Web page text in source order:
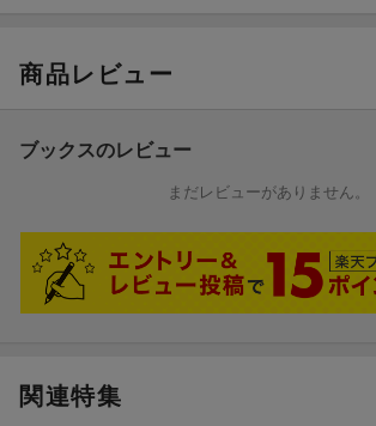
難易度: 上級
[4] Bye Bye Blackbird / MILES DAVIS
難易度: 上級
[5] Say It (Over and Over Again) / JOHN
編成: テナーサックス/ピアノ/ベース/ドラム
[6] Walkin' / MILES DAVIS
編成: トランペット/テナーサックス/トロン
ス/ドラム
難易度: 上級
グレード: 上級
編成: トランペット/テナーサックス/ピアノ/ベ
グレード: 上級
編成: テナーサックス/ピアノ/ベース/ドラム
グレード: 上級
商品レビュー
ブックスのレビュー
まだレビューがありません。
関連特集